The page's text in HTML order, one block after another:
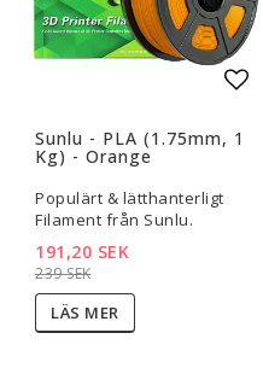
Sunlu - PLA (1.75mm, 1
Kg) - Orange
Populärt & lätthanterligt
Filament från Sunlu.
239 SEK
191,20 SEK
LÄS MER